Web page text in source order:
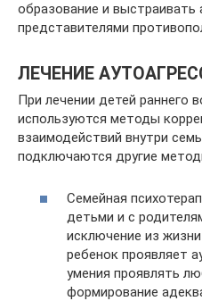
образование и
представителями
ЛЕЧЕНИЕ
При лечении детей раннего
используются методы
взаимодействий внутри
подключаются другие
Семейная
детьми и с
исключение из
ребенок проявляет
умения проявлять
формирование